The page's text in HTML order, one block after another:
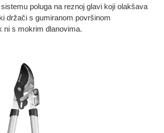
poluga na reznoj glavi koji olakšava
držači s gumiranom površinom
ni s mokrim dlanovima.